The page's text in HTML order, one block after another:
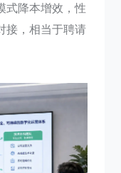
式降本增效，性
接，相当于聘请